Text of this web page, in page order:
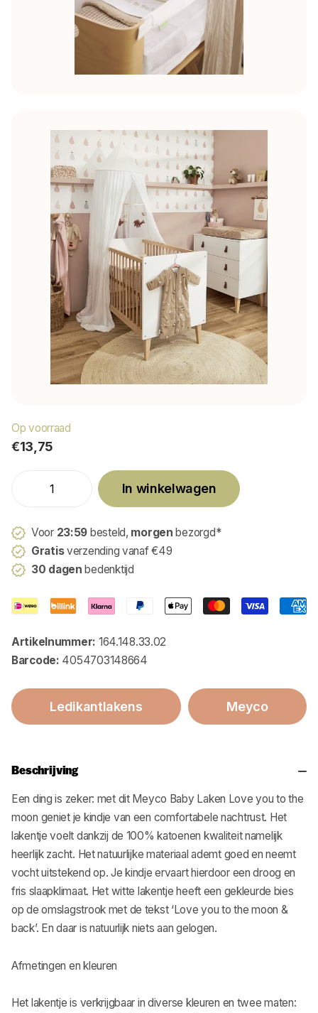
Op voorraad
€13,75
In winkelwagen
Voor 23:59 besteld, morgen bezorgd*
Gratisverzending vanaf €49
30 dagen bedenktijd
Artikelnummer: 164.148.33.02
Barcode: 4054703148664
Ledikantlakens Meyco
Beschrijving
Een ding is zeker: met dit Meyco Baby Laken Love you to the
moon geniet je kindje van een comfortabele nachtrust. Het
lakentje voelt dankzij de 100% katoenen kwaliteit namelijk
heerlijk zacht. Het natuurlijke materiaal ademt goed en neemt
vocht uitstekend op. Je kindje ervaart hierdoor een droog en
fris slaapklimaat. Het witte lakentje heeft een gekleurde bies
op de omslagstrook met de tekst ‘Love you to the moon &
back’. En daar is natuurlijk niets aan gelogen.
Afmetingen en kleuren
Het lakentje is verkrijgbaar in diverse kleuren en twee maten: